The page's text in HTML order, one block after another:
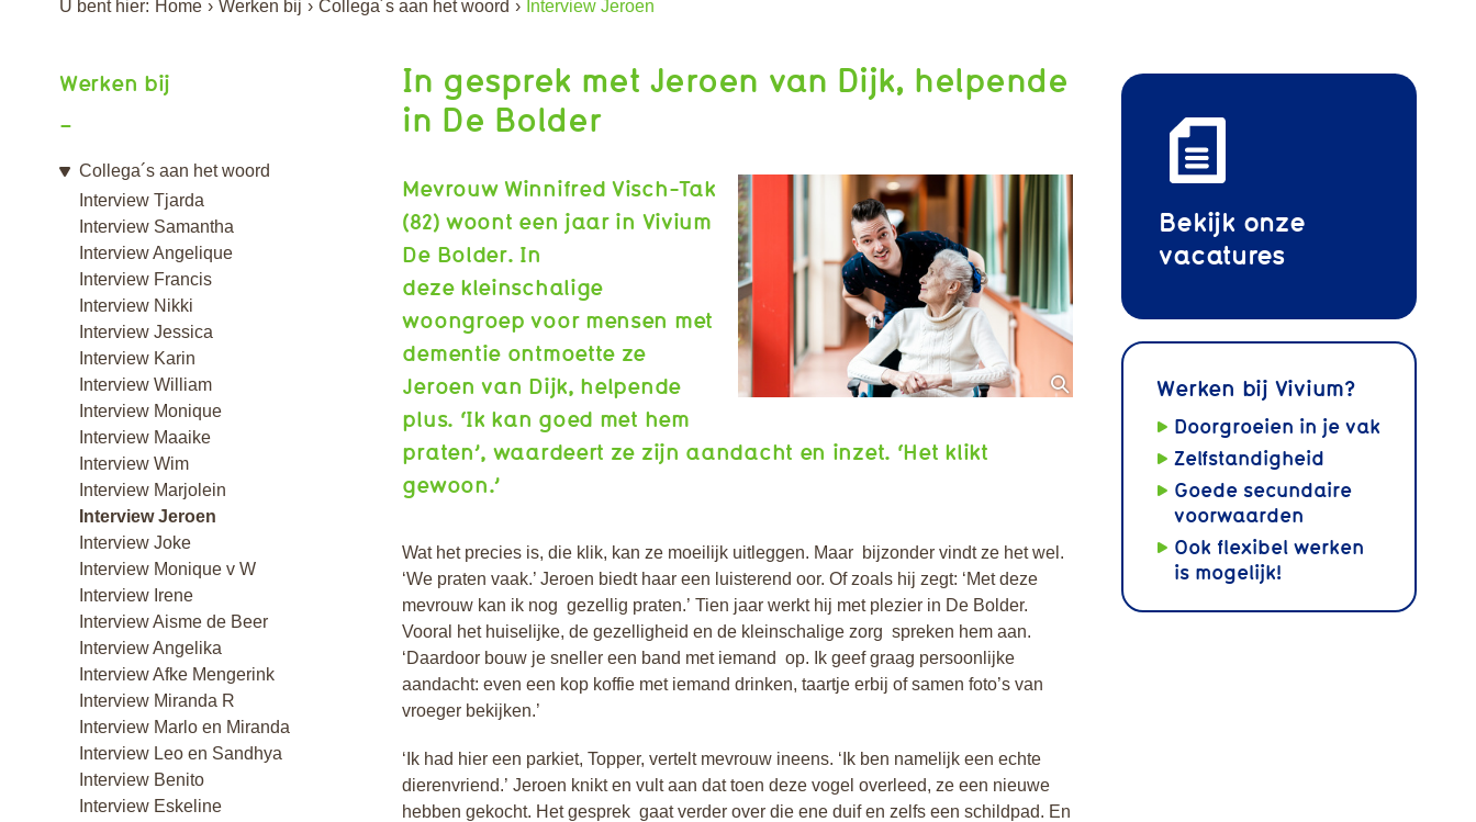
U bent hier: Home Werken bij Collega´s aan het woord Interview Jeroen
Werken bij
Collega´s aan het woord
Interview Tjarda
Interview Samantha
Interview Angelique
Interview Francis
Interview Nikki
Interview Jessica
Interview Karin
Interview William
Interview Monique
Interview Maaike
Interview Wim
Interview Marjolein
Interview Jeroen
Interview Joke
Interview Monique v W
Interview Irene
Interview Aisme de Beer
Interview Angelika
Interview Afke Mengerink
Interview Miranda R
Interview Marlo en Miranda
Interview Leo en Sandhya
Interview Benito
Interview Eskeline
In gesprek met Jeroen van Dijk, helpende
in De Bolder
Mevrouw Winnifred Visch-Tak
(82) woont een jaar in Vivium
De Bolder. In
deze kleinschalige
woongroep voor mensen met
dementie ontmoette ze
Jeroen van Dijk, helpende
plus. ‘Ik kan goed met hem
praten’, waardeert ze zijn aandacht en inzet. ‘Het klikt
gewoon.’
Wat het precies is, die klik, kan ze moeilijk uitleggen. Maar bijzonder vindt ze het wel.
‘We praten vaak.’ Jeroen biedt haar een luisterend oor. Of zoals hij zegt: ‘Met deze
mevrouw kan ik nog gezellig praten.’ Tien jaar werkt hij met plezier in De Bolder.
Vooral het huiselijke, de gezelligheid en de kleinschalige zorg spreken hem aan.
‘Daardoor bouw je sneller een band met iemand op. Ik geef graag persoonlijke
aandacht: even een kop koffie met iemand drinken, taartje erbij of samen foto’s van
vroeger bekijken.’
‘Ik had hier een parkiet, Topper, vertelt mevrouw ineens. ‘Ik ben namelijk een echte
dierenvriend.’ Jeroen knikt en vult aan dat toen deze vogel overleed, ze een nieuwe
hebben gekocht. Het gesprek gaat verder over die ene duif en zelfs een schildpad. En
Bekijk onze
vacatures
Werken bij Vivium?
Doorgroeien in je vak
Zelfstandigheid
Goede secundaire
voorwaarden
Ook flexibel werken
is mogelijk!